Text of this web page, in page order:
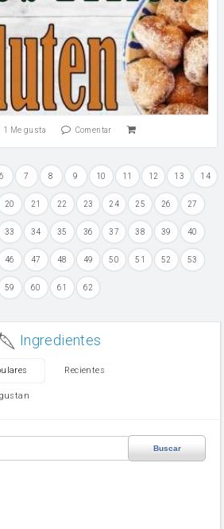
1 Me gusta Comentar
6 7 8 9 10 11 12 13 14
20 21 22 23 24 25 26 27
33 34 35 36 37 38 39 40
46 47 48 49 50 51 52 53
59 60 61 62
Ingredientes
Recientes
Buscar